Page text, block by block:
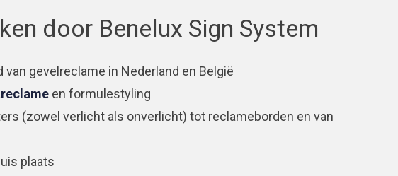
door Benelux Sign System
gevelreclame in Nederland en België
en formulestyling
(zowel verlicht als onverlicht) tot reclameborden en van
plaats